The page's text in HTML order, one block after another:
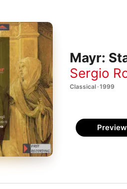
Mayr:
Sergio
Classical · 1999
Preview